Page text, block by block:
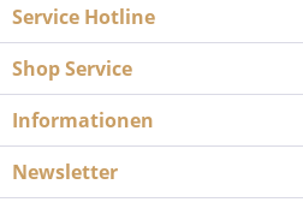
Service Hotline
Shop Service
Informationen
Newsletter